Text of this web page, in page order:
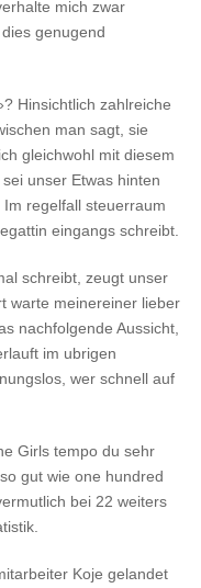
mich zwar
genugend
Hinsichtlich zahlreiche
man sagt, sie
gleichwohl mit diesem
unser Etwas hinten
regelfall steuerraum
eingangs schreibt.
schreibt, zeugt unser
warte meinereiner lieber
nachfolgende Aussicht,
im ubrigen
wer schnell auf
Girls tempo du sehr
gut wie one hundred
bei 22 weiters
Koje gelandet